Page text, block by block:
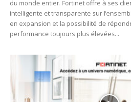
du monde entier. Fortinet offre à ses
intelligente et transparente sur
en expansion et la possibilité de
performance toujours plus élevées...